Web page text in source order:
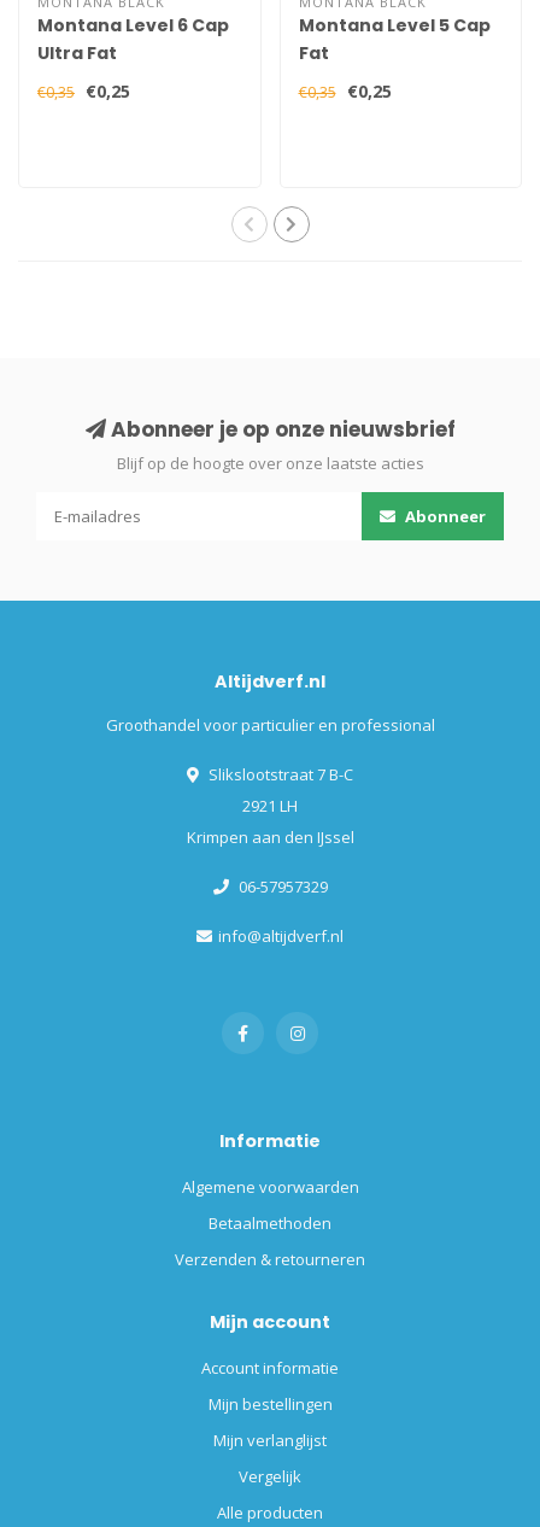
Montana Level 6 Cap
Ultra Fat
€0,35 €0,25
Montana Level 5 Cap
Fat
€0,35 €0,25
Abonneer je op onze nieuwsbrief
Blijf op de hoogte over onze laatste acties
Abonneer
Altijdverf.nl
Groothandel voor particulier en professional
Slikslootstraat 7 B-C
2921 LH
Krimpen aan den IJssel
06-57957329
info@altijdverf.nl
Informatie
Algemene voorwaarden
Betaalmethoden
Verzenden & retourneren
Mijn account
Account informatie
Mijn bestellingen
Mijn verlanglijst
Vergelijk
Alle producten